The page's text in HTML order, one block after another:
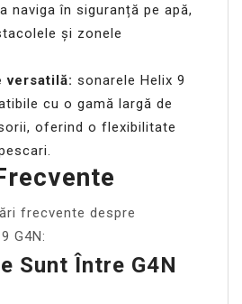
naviga în siguranță pe apă,
și zonele
versatilă: sonarele Helix 9
cu o gamă largă de
oferind o flexibilitate
frecvente despre
G4N:
Sunt Între G4N